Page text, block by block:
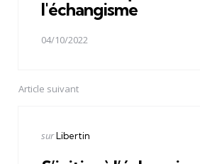
l'échangisme
04/10/2022
Article suivant
Publié
surLibertin